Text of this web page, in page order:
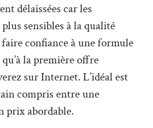
délaissées car les
sensibles à la qualité
confiance à une formule
la première offre
sur Internet. L’idéal est
compris entre une
prix abordable.